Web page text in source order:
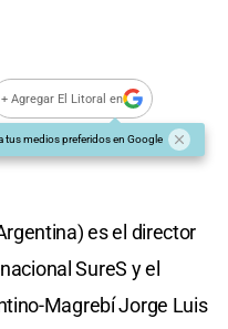
+ Agregar El Litoral en
tus medios preferidos en Google
es el director
SureS y el
Magrebí Jorge Luis